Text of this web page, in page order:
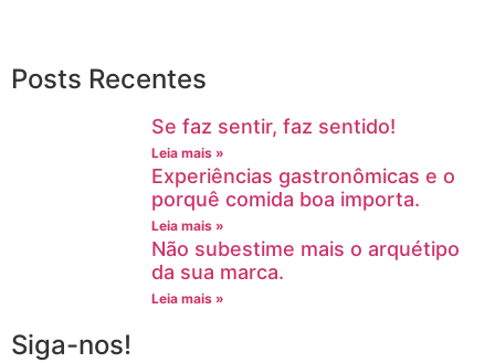
Posts Recentes
Se faz sentir, faz sentido!
Leia mais »
Experiências gastronômicas e o
porquê comida boa importa.
Leia mais »
Não subestime mais o arquétipo
da sua marca.
Leia mais »
Siga-nos!